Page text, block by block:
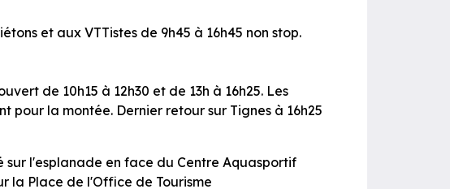
et aux VTTistes de 9h45 à 16h45 non stop.
de 10h15 à 12h30 et de 13h à 16h25. Les
pour la montée. Dernier retour sur Tignes à 16h25
sur l'esplanade en face du Centre Aquasportif
la Place de l'Office de Tourisme